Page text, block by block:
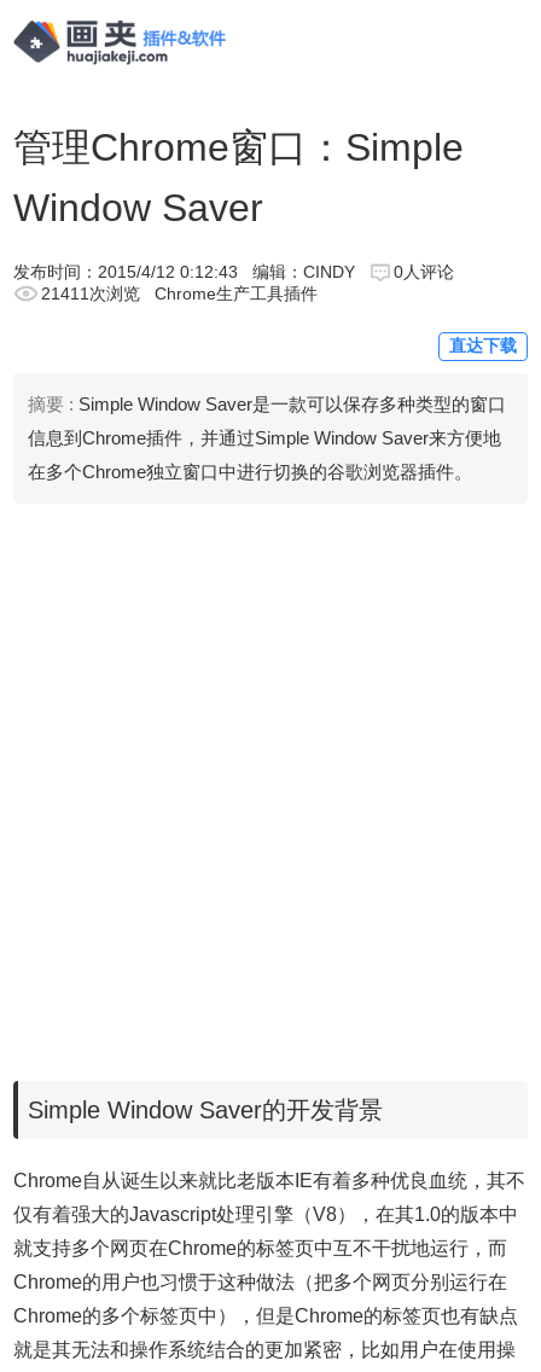
管理Chrome窗口：Simple
Window Saver
发布时间： 2015/4/12 0:12:43 编辑：CINDY
0人评论
21411次浏览
Chrome生产工具插件
直达下载
摘要 : Simple Window Saver是一款可以保存多种类型的窗口
信息到Chrome插件，并通过Simple Window Saver来方便地
在多个Chrome独立窗口中进行切换的谷歌浏览器插件。
Simple Window Saver的开发背景
Chrome自从诞生以来就比老版本IE有着多种优良血统，其不
仅有着强大的Javascript处理引擎（V8），在其1.0的版本中
就支持多个网页在Chrome的标签页中互不干扰地运行，而
Chrome的用户也习惯于这种做法（把多个网页分别运行在
Chrome的多个标签页中），但是Chrome的标签页也有缺点
就是其无法和操作系统结合的更加紧密，比如用户在使用操